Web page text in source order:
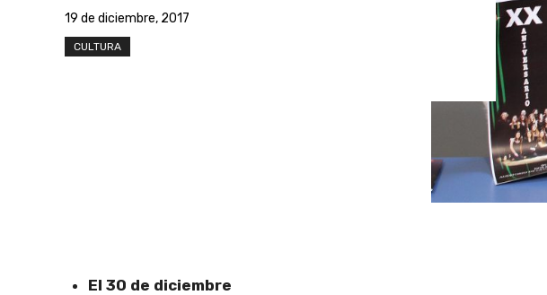
19 de diciembre, 2017
CULTURA
El 30 de diciembre